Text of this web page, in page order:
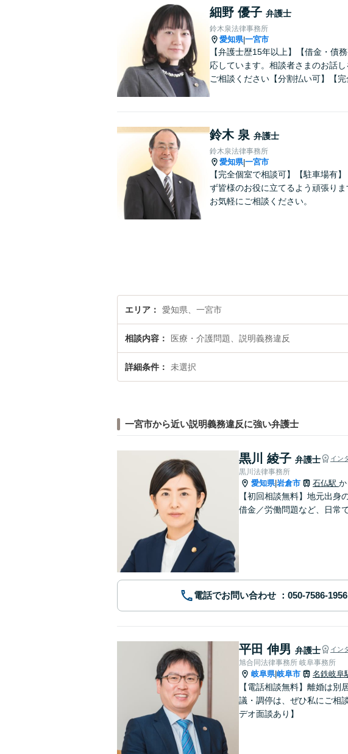
細野 優子 弁護士
鈴木泉法律事務所
愛知県|一宮市
【弁護士歴15年以上】【借金・債
応しています。相談者さまのお話
ご相談ください【分割払い可】【完
鈴木 泉 弁護士
鈴木泉法律事務所
愛知県|一宮市
【完全個室で相談可】【駐車場有
ず皆様のお役に立てるよう頑張り
お気軽にご相談ください。
エリア 愛知県、一宮市
相談内容 医療・介護問題、説明義務違反
詳細条件 未選択
一宮市から近い説明義務違反に強い弁護士
黒川 綾子 弁護士 イン
黒川法律事務所
愛知県|岩倉市 石仏駅
【初回相談無料】地元出
借金／労働問題など、日常
電話でお問い合わせ
平田 伸男 弁護士 イン
旭合同法律事務所 岐阜事務所
岐阜県|岐阜市 名鉄岐阜
【電話相談無料】離婚は
議・調停は、ぜひ私にご相
デオ面談あり】